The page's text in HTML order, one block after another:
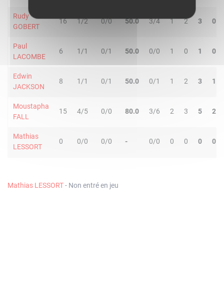
Rudy
GOBERT
16 1/2 0/0 50.0 3/4 1 2 3 0
Paul
LACOMBE
6 1/1 0/1 50.0 0/0 1 0 1 0
Edwin
JACKSON
8 1/1 0/1 50.0 0/1 1 2 3 1
Moustapha
FALL
15 4/5 0/0 80.0 3/6 2 3 5 2
Mathias
LESSORT
0 0/0 0/0 - 0/0 0 0 0 0
Mathias LESSORT- Non entré en jeu